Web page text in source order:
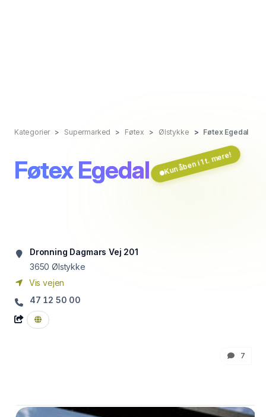
Kategorier Supermarked Føtex Ølstykke Føtex Egedal
Føtex Egedal Kun åben i 1 t. mere!
Dronning Dagmars Vej 201
3650 Ølstykke
Vis vejen
47 12 50 00
7